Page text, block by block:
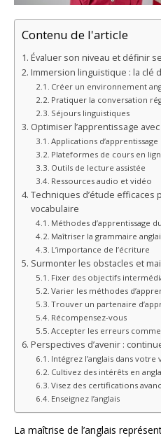
Contenu de l'article
Évaluer son niveau et définir
Immersion linguistique : la clé
Créer un environnement
Pratiquer la conversation
Séjours linguistiques
Optimiser l’apprentissage
Applications d’apprentissage
Plateformes de cours en
Outils de lecture assistée
Ressources audio et vidéo
Techniques d’étude efficaces
vocabulaire
Méthodes d’apprentissage
Maîtriser la grammaire
L’importance de l’écriture
Surmonter les obstacles et
Fixer des objectifs
Varier les méthodes
Trouver un partenaire
Récompensez-vous
Accepter les erreurs
Perspectives d’avenir :
Intégrez l’anglais dans
Cultivez des intérêts en
Visez des certifications
Enseignez l’anglais
La maîtrise de l’anglais